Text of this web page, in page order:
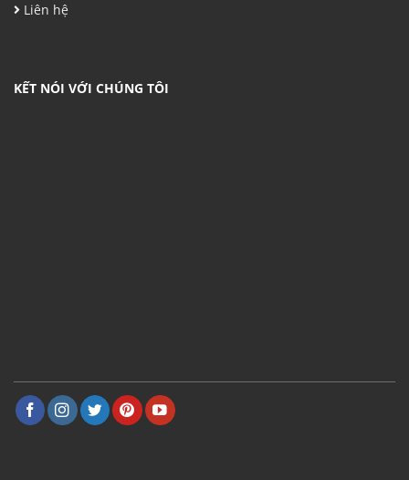
Liên hệ
KẾT NÓI VỚI CHÚNG TÔI